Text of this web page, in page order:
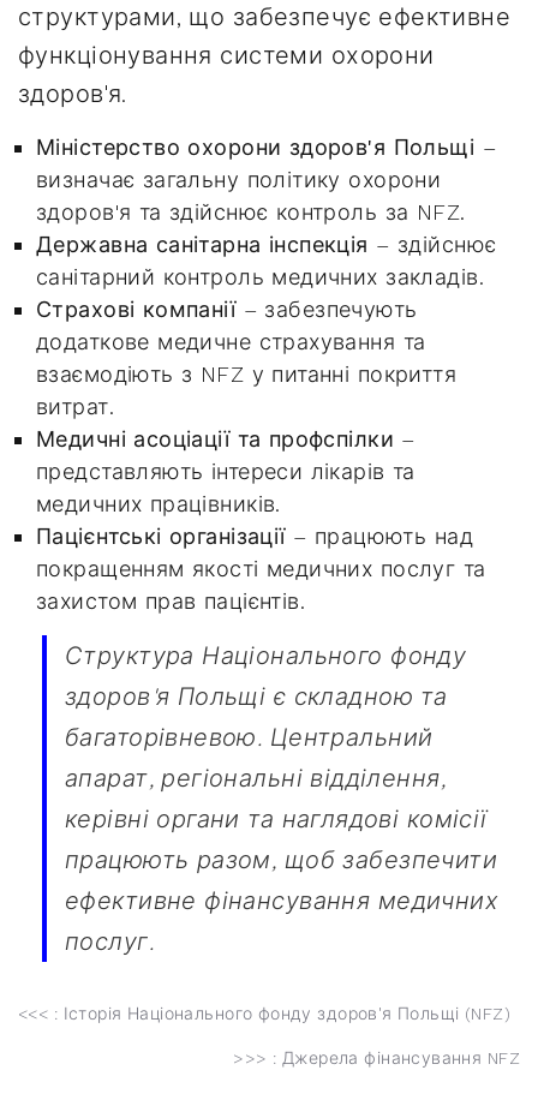
структурами, що забезпечує ефективне
функціонування системи охорони
здоров'я.
Міністерство охорони здоров'я Польщі –
визначає загальну політику охорони
здоров'я та здійснює контроль за NFZ.
Державна санітарна інспекція – здійснює
санітарний контроль медичних закладів.
Страхові компанії– забезпечують
додаткове медичне страхування та
взаємодіють з NFZ у питанні покриття
витрат.
Медичні асоціації та профспілки –
представляють інтереси лікарів та
медичних працівників.
Пацієнтські організації– працюють над
покращенням якості медичних послуг та
захистом прав пацієнтів.
Структура Національного фонду
здоров'я Польщі є складною та
багаторівневою. Центральний
апарат, регіональні відділення,
керівні органи та наглядові комісії
працюють разом, щоб забезпечити
ефективне фінансування медичних
послуг.
<<< : Історія Національного фонду здоров'я Польщі (NFZ)
>>> : Джерела фінансування NFZ